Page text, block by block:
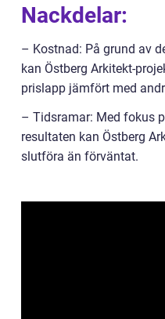
Nackdelar:
– Kostnad: På grund av
kan Östberg Arkitekt-
prislapp jämfört med
– Tidsramar: Med fokus
resultaten kan Östberg
slutföra än förväntat.